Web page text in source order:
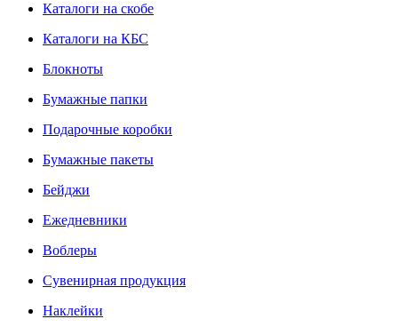
Каталоги на скобе
Каталоги на КБС
Блокноты
Бумажные папки
Подарочные коробки
Бумажные пакеты
Бейджи
Ежедневники
Воблеры
Сувенирная продукция
Наклейки